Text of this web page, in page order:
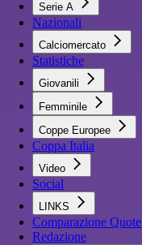
Serie A
Nazionali
Calciomercato
Statistiche
Giovanili
Femminile
Coppe Europee
Coppa Italia
Video
Social
LINKS
Comparazione Quote
Redazione